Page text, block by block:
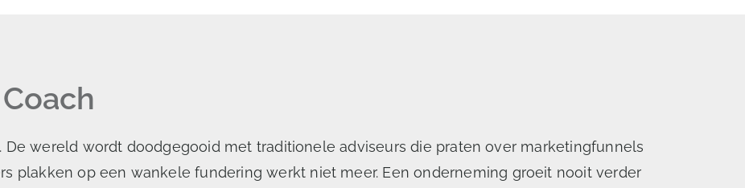
De wereld wordt doodgegooid met traditionele adviseurs die praten over marketingfunnels
plakken op een wankele fundering werkt niet meer. Een onderneming groeit nooit verder